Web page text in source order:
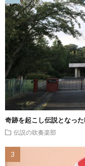
奇跡を起こし伝説となっ
伝説の吹奏楽部